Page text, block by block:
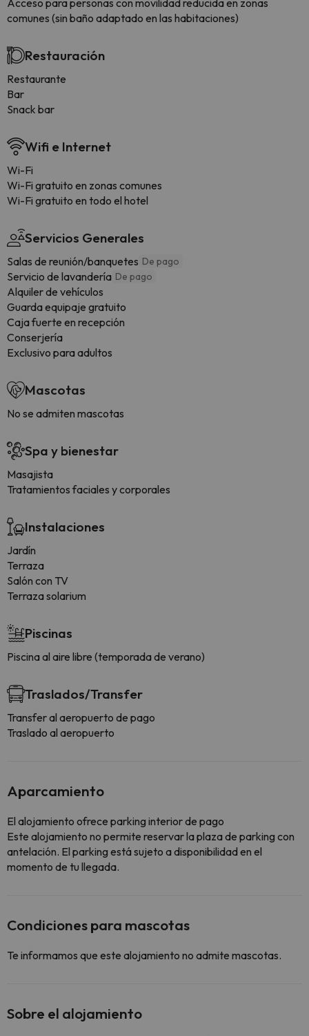
Acceso para personas con movilidad reducida en zonas
comunes (sin baño adaptado en las habitaciones)
Restauración
Restaurante
Bar
Snack bar
Wifi e Internet
Wi-Fi
Wi-Fi gratuito en zonas comunes
Wi-Fi gratuito en todo el hotel
Servicios Generales
Salas de reunión/banquetes De pago
Servicio de lavandería De pago
Alquiler de vehículos
Guarda equipaje gratuito
Caja fuerte en recepción
Conserjería
Exclusivo para adultos
Mascotas
No se admiten mascotas
Spa y bienestar
Masajista
Tratamientos faciales y corporales
Instalaciones
Jardín
Terraza
Salón con TV
Terraza solarium
Piscinas
Piscina al aire libre (temporada de verano)
Traslados/Transfer
Transfer al aeropuerto de pago
Traslado al aeropuerto
Aparcamiento
El alojamiento ofrece parking interior de pago
Este alojamiento no permite reservar la plaza de parking con
antelación. El parking está sujeto a disponibilidad en el
momento de tu llegada.
Condiciones para mascotas
Te informamos que este alojamiento no admite mascotas.
Sobre el alojamiento